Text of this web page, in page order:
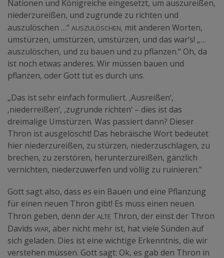
Nationen und Königreiche eingesetzt, um auszureißen,
niederzureißen, und zugrunde zu richten und
auszulöschen …“ Auszulöschen, mit anderen Worten,
umstürzen, umstürzen, umstürzen, und das war‘s! „…
auszulöschen, und zu bauen und zu pflanzen.“ Oh, da
ist noch etwas anderes. Wir müssen bauen und
pflanzen, oder Gott tut es durch uns.
„Das ist sehr einfach formuliert. ‚Ausreißen‘,
‚niederreißen‘, ‚zugrunde richten‘ – dies ist das
dreimalige Umstürzen. Was passiert dann? Dieser
Thron ist ausgelöscht! Das hebräische Wort bedeutet
hier niederzureißen, zu stürzen, niederzuschlagen, zu
brechen, zu zerstören, herunterzureißen, gänzlich
vernichten, niederzuwerfen und völlig zu ruinieren.“
Gott sagt also, dass es ein Bauen und eine Pflanzung
für einen neuen Thron gibt! Es muss einen neuen
Thron geben, denn deralte Thron, der einst der Thron
Davids war, aber nicht mehr ist, hat viele Sünden auf
sich geladen. Dies ist eine wichtige Erkenntnis, die wir
verstehen müssen. Gott sagt: Ok, es gab den Thron in